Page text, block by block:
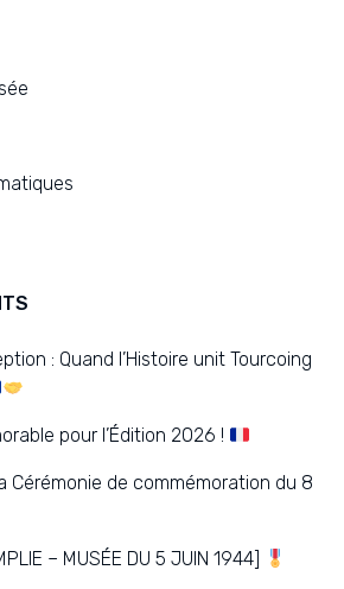
: Quand l’Histoire unit Tourcoing
pour l’Édition 2026 !
Cérémonie de commémoration du 8
– MUSÉE DU 5 JUIN 1944]